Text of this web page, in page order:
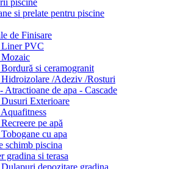
piscine
si prelate pentru piscine
de Finisare
PVC
si ceramogranit
/Adeziv /Rosturi
Atractioane de apa - Cascade
Exterioare
pe apă
cu apa
schimb piscina
gradina si terasa
depozitare gradina